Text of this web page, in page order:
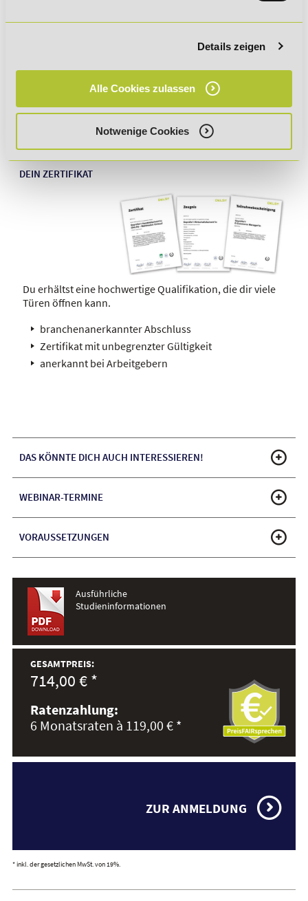
Details zeigen
Alle Cookies zulassen
Notwenige Cookies
ABLAUF UND INHALTE IM DETAIL
DEINE VORTEILE IM ÜBERBLICK
DEIN ZERTIFIKAT
Du erhältst eine hochwertige Qualifikation, die dir viele
Türen öffnen kann.
branchenanerkannter Abschluss
Zertifikat mit unbegrenzter Gültigkeit
anerkannt bei Arbeitgebern
DAS KÖNNTE DICH AUCH INTERESSIEREN!
WEBINAR-TERMINE
VORAUSSETZUNGEN
Ausführliche
Studieninformationen
GESAMTPREIS:
714,00 € *
Ratenzahlung:
6 Monatsraten à 119,00 € *
ZUR ANMELDUNG
* inkl. der gesetzlichen MwSt. von 19%.